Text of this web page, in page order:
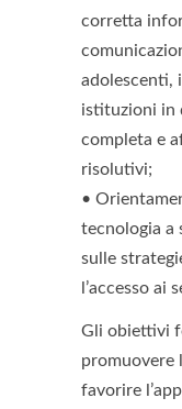
corretta
adolescenti,
istituzioni in
completa e
risolutivi;
•
tecnologia a
sulle
l’accesso ai
Gli obiettivi
promuovere
favorire